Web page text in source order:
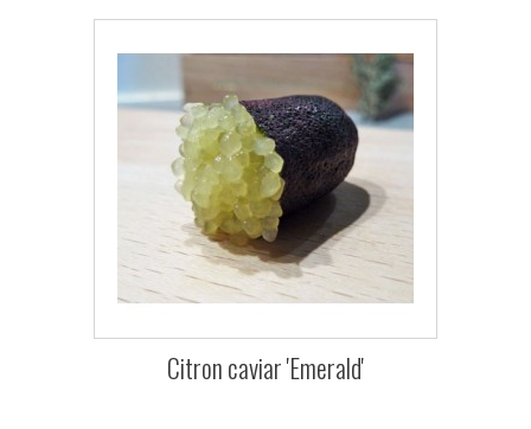
Citron caviar 'Emerald'